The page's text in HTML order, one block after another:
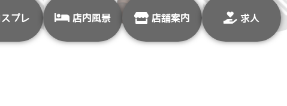
スプレ 店内風景 店舗案内 求人